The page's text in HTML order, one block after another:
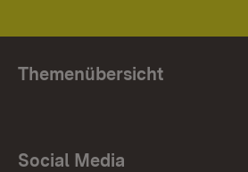
Themenübersicht
Social Media